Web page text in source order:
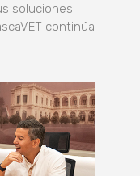
soluciones
continúa